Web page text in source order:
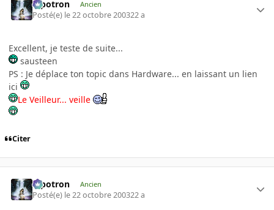
Pipotron Ancien
Posté(e) le 22 octobre 200322 a
Excellent, je teste de suite...
sausteen
PS : Je déplace ton topic dans Hardware... en laissant un lien
ici
Le Veilleur... veille
Citer
Pipotron Ancien
Posté(e) le 22 octobre 200322 a